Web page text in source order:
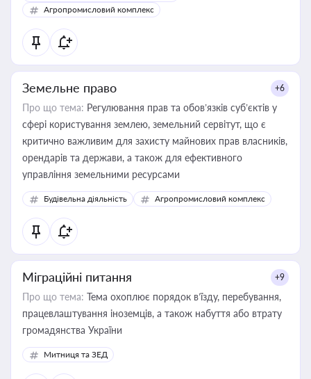
Агропромисловий комплекс
Земельне право +6
Про що тема: Регулювання прав та обов’язків суб’єктів у
сфері користування землею, земельний сервітут, що є
критично важливим для захисту майнових прав власників,
орендарів та держави, а також для ефективного
управління земельними ресурсами
Будівельна діяльність Агропромисловий комплекс
Міграційні питання +9
Про що тема: Тема охоплює порядок в’їзду, перебування,
працевлаштування іноземців, а також набуття або втрату
громадянства України
Митниця та ЗЕД